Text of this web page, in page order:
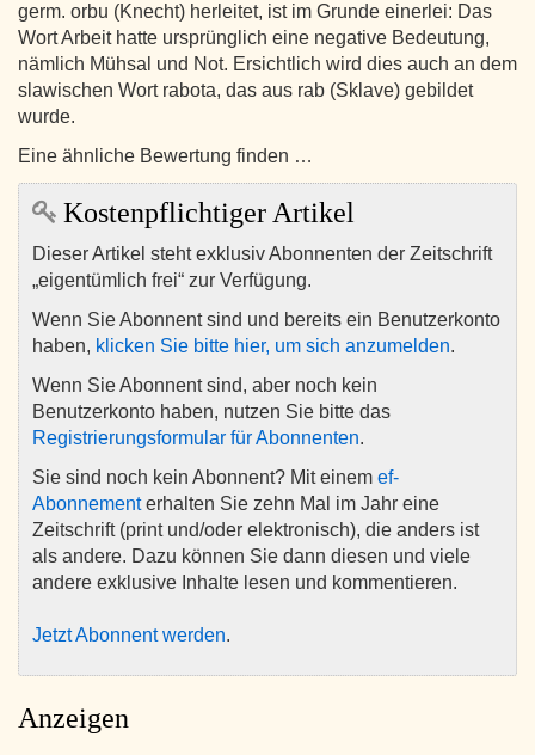
germ. orbu (Knecht) herleitet, ist im Grunde einerlei: Das
Wort Arbeit hatte ursprünglich eine negative Bedeutung,
nämlich Mühsal und Not. Ersichtlich wird dies auch an dem
slawischen Wort rabota, das aus rab (Sklave) gebildet
wurde.
Eine ähnliche Bewertung finden …
Kostenpflichtiger Artikel
Dieser Artikel steht exklusiv Abonnenten der Zeitschrift
„eigentümlich frei“ zur Verfügung.
Wenn Sie Abonnent sind und bereits ein Benutzerkonto
haben, klicken Sie bitte hier, um sich anzumelden.
Wenn Sie Abonnent sind, aber noch kein
Benutzerkonto haben, nutzen Sie bitte das
Registrierungsformular für Abonnenten.
Sie sind noch kein Abonnent? Mit einem ef-
Abonnementerhalten Sie zehn Mal im Jahr eine
Zeitschrift (print und/oder elektronisch), die anders ist
als andere. Dazu können Sie dann diesen und viele
andere exklusive Inhalte lesen und kommentieren.
Jetzt Abonnent werden.
Anzeigen